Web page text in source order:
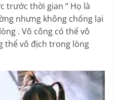
trước thời gian “ Họ là
nhưng không chống lại
. Võ công có thể vô
thể vô địch trong lòng